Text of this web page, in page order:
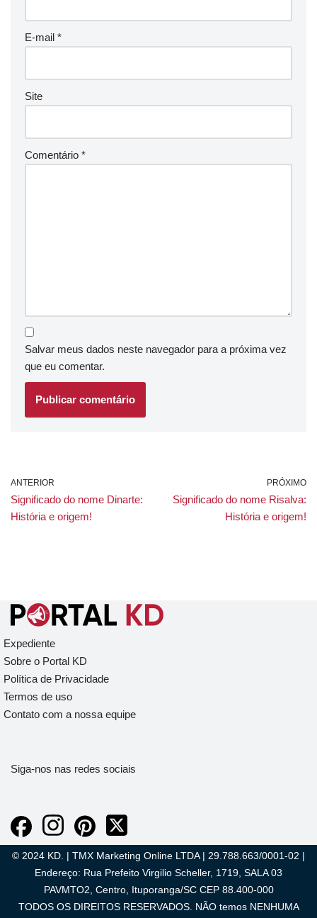
E-mail *
Site
Comentário *
Salvar meus dados neste navegador para a próxima vez
que eu comentar.
ANTERIOR
Significado do nome Dinarte:
História e origem!
PRÓXIMO
Significado do nome Risalva:
História e origem!
Expediente
Sobre o Portal KD
Política de Privacidade
Termos de uso
Contato com a nossa equipe
Siga-nos nas redes sociais
© 2024 KD. | TMX Marketing Online LTDA | 29.788.663/0001-02 |
Endereço: Rua Prefeito Virgilio Scheller, 1719, SALA 03
PAVMTO2, Centro, Ituporanga/SC CEP 88.400-000
TODOS OS DIREITOS RESERVADOS. NÃO temos NENHUMA